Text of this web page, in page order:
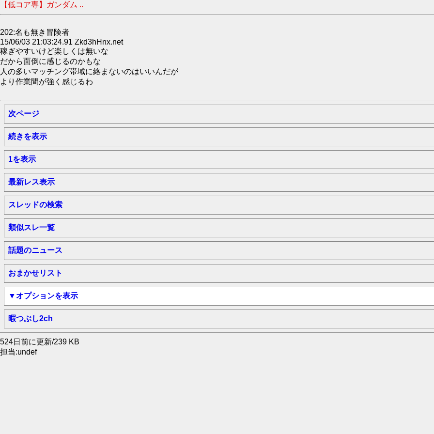
【低コア専】ガンダム ..
202:名も無き冒険者
15/06/03 21:03:24.91 Zkd3hHnx.net
稼ぎやすいけど楽しくは無いな
だから面倒に感じるのかもな
人の多いマッチング帯域に絡まないのはいいんだが
より作業間が強く感じるわ
次ページ
続きを表示
1を表示
最新レス表示
スレッドの検索
類似スレ一覧
話題のニュース
おまかせリスト
▼オプションを表示
暇つぶし2ch
524日前に更新/239 KB
担当:undef